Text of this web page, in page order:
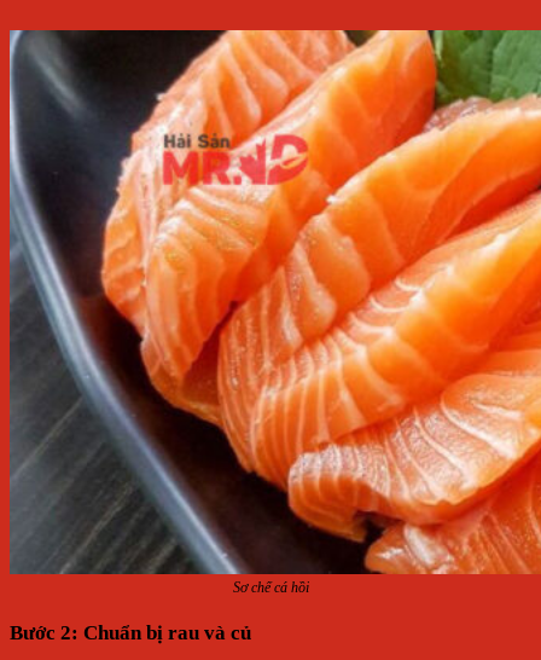
Sơ chế cá hồi
Bước 2: Chuẩn bị rau và củ